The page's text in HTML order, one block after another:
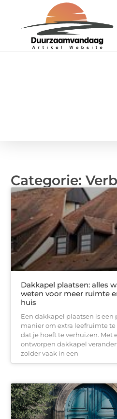
Categorie:
Dakkapel plaatsen: alles
weten voor meer ruimte
huis
Een dakkapel plaatsen is een
manier om extra leefruimte te
dat je hoeft te verhuizen. Met
ontworpen dakkapel
zolder vaak in een